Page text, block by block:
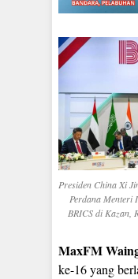
Presiden China Xi
Perdana Menteri
BRICS di Kazan,
MaxFM
ke-16 yang